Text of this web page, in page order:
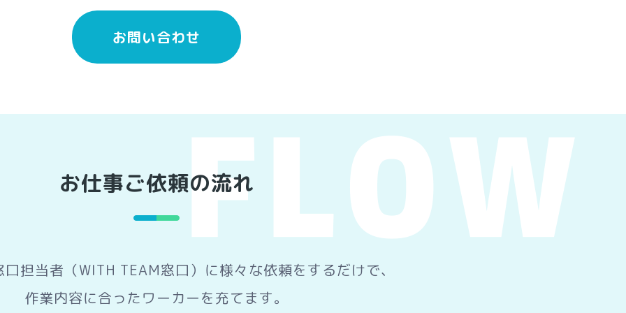
お問い合わせ
お仕事ご依頼の流れ
担当者（WITH TEAM窓口）に様々な依頼をするだけで、
作業内容に合ったワーカーを充てます。